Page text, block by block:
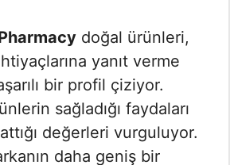
doğal ürünleri,
yanıt verme
bir profil çiziyor.
sağladığı faydaları
değerleri vurguluyor.
daha geniş bir